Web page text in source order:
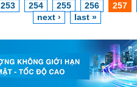
253 254 255 256
257
next ›
last »